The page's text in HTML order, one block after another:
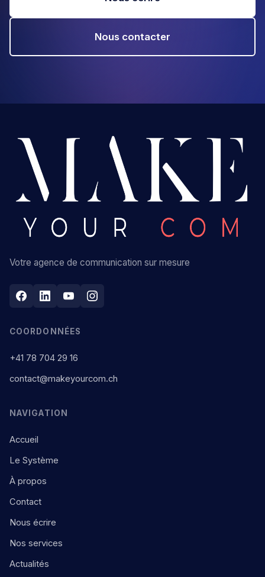
Nous contacter
Votre agence de communication sur mesure
COORDONNÉES
+41 78 704 29 16
contact@makeyourcom.ch
NAVIGATION
Accueil
Le Système
À propos
Contact
Nous écrire
Nos services
Actualités